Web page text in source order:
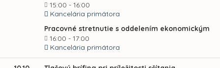
15:00 - 16:00
Kancelária primátora
Pracovné stretnutie s oddelením ekonomickým
16:00 - 17:00
Kancelária primátora